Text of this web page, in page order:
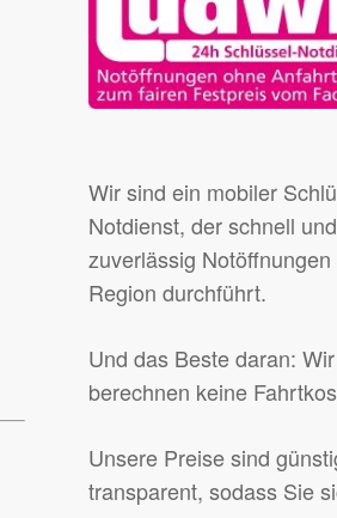
Wir sind ein mobiler
Notdienst, der schnell und
zuverlässig
Region durchführt.
Und das Beste daran: Wir
berechnen keine
Unsere Preise sind
transparent, sodass Sie